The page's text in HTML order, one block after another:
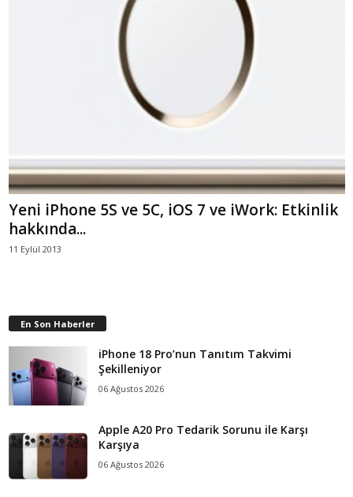
Yeni iPhone 5S ve 5C, iOS 7 ve iWork: Etkinlik
hakkında...
11 Eylül 2013
En Son Haberler
iPhone 18 Pro’nun Tanıtım Takvimi
Şekilleniyor
06 Ağustos 2026
Apple A20 Pro Tedarik Sorunu ile Karşı
Karşıya
06 Ağustos 2026